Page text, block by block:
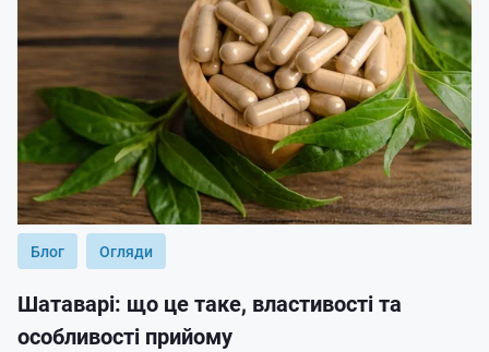
Блог Огляди
Шатаварі: що це таке, властивості та
особливості прийому